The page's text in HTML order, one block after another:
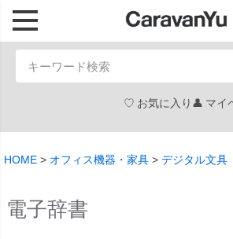
お気に入り マイ
HOME オフィス機器・家具 デジタル文具
電子辞書